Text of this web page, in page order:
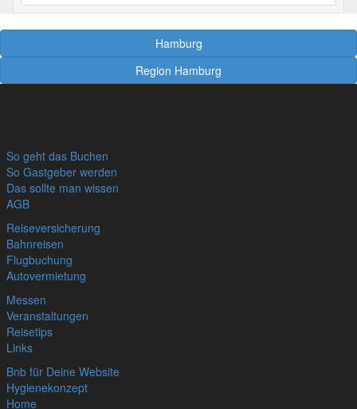
Hamburg
Region Hamburg
So geht das Buchen
So Gastgeber werden
Das sollte man wissen
AGB
Reiseversicherung
Bahnreisen
Flugbuchung
Autovermietung
Messen
Veranstaltungen
Reisetips
Links
Bnb für Deine Website
Hygienekonzept
Home